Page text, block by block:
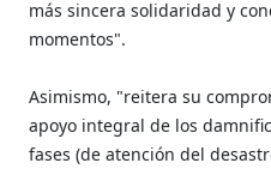
más sincera solidaridad y
momentos".
Asimismo, "reitera su
apoyo integral de los
fases (de atención del